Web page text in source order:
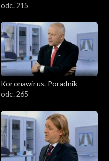
odc. 215
Koronawirus. Poradnik
odc. 265